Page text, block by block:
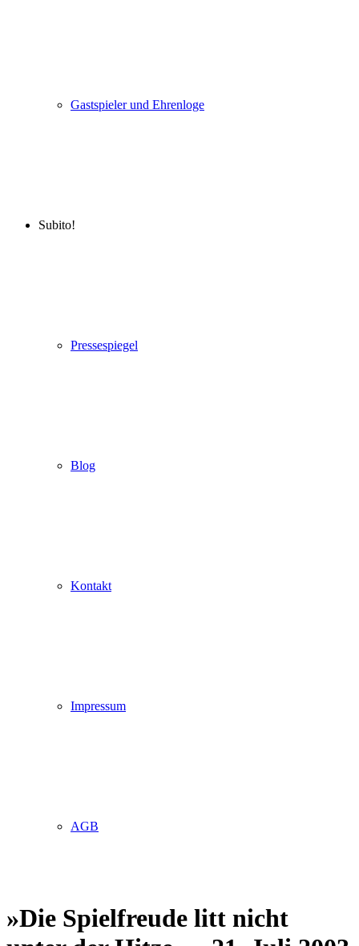
Gastspieler und Ehrenloge
Subito!
Pressespiegel
Blog
Kontakt
Impressum
AGB
»Die Spielfreude litt nicht